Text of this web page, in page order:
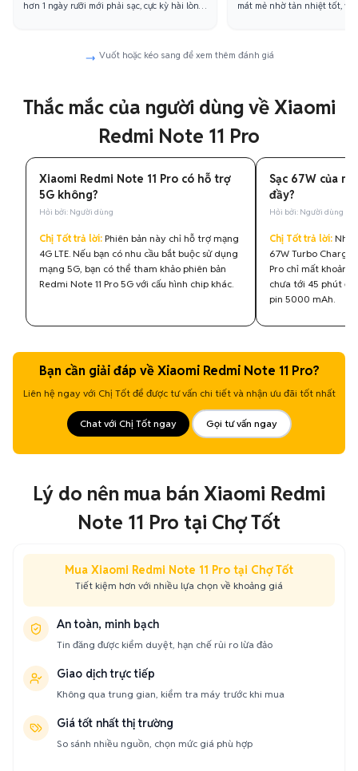
hơn 1 ngày rưỡi mới phải sạc, cực kỳ hài lòng
mát mẻ nhờ tản nhiệt tốt,
Vuốt hoặc kéo sang để xem thêm đánh giá
Thắc mắc của người dùng về Xiaomi
Redmi Note 11 Pro
Xiaomi Redmi Note 11 Pro có hỗ trợ
5G không?
Hỏi bởi: Người dùng
Chị Tốt trả lời: Phiên bản này chỉ hỗ trợ mạng
4G LTE. Nếu bạn có nhu cầu bắt buộc sử dụng
mạng 5G, bạn có thể tham khảo phiên bản
Redmi Note 11 Pro 5G với cấu hình chip khác.
Sạc 67W của
đầy?
Hỏi bởi: Người dùng
Chị Tốt trả lời: Nhờ
67W Turbo
Pro chỉ mất khoảng
chưa tới 45 phút để
pin 5000 mAh.
Bạn cần giải đáp về Xiaomi Redmi Note 11 Pro?
Liên hệ ngay với Chị Tốt để được tư vấn chi tiết và nhận ưu đãi tốt nhất
Chat với Chị Tốt ngay Gọi tư vấn ngay
Lý do nên mua bán Xiaomi Redmi
Note 11 Pro tại Chợ Tốt
Mua Xiaomi Redmi Note 11 Pro tại Chợ Tốt
Tiết kiệm hơn với nhiều lựa chọn về khoảng giá
An toàn, minh bạch
Tin đăng được kiểm duyệt, hạn chế rủi ro lừa đảo
Giao dịch trực tiếp
Không qua trung gian, kiểm tra máy trước khi mua
Giá tốt nhất thị trường
So sánh nhiều nguồn, chọn mức giá phù hợp